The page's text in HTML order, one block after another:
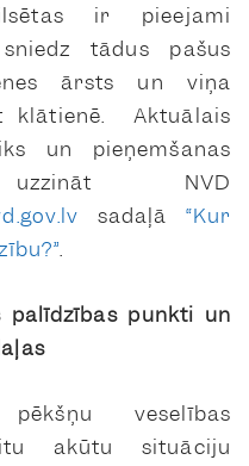
ir pieejami
tādus pašus
ārsts un viņa
klātienē. Aktuālais
un pieņemšanas
NVD
sadaļā “Kur
.
palīdzības punkti un
veselības
akūtu situāciju